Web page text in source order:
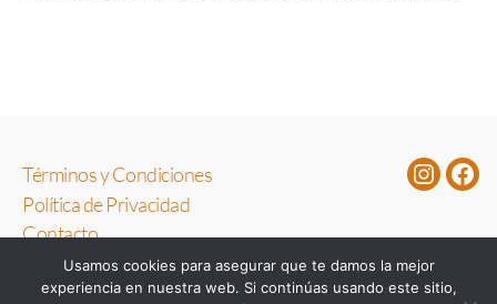
Términos y Condiciones
Política de Privacidad
Contacto
Usamos cookies para asegurar que te damos la mejor
experiencia en nuestra web. Si continúas usando este sitio,